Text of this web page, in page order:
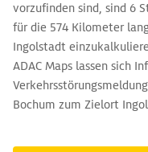
vorzufinden sind, sind 6
für die 574 Kilometer
Ingolstadt
ADAC Maps lassen sich
Bochum zum Zielort